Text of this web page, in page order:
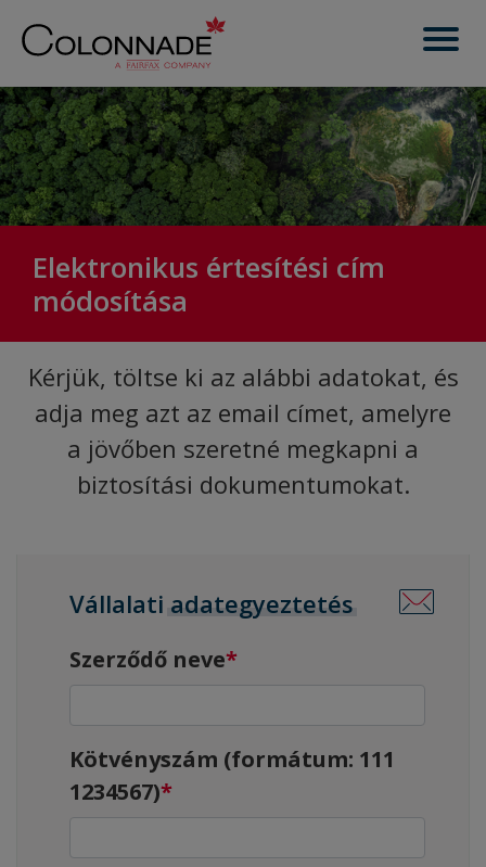
Elektronikus értesítési cím
módosítása
Kérjük, töltse ki az alábbi adatokat, és
adja meg azt az email címet, amelyre
a jövőben szeretné megkapni a
biztosítási dokumentumokat.
Vállalati adategyeztetés
Szerződő neve
Kötvényszám (formátum: 111
1234567)